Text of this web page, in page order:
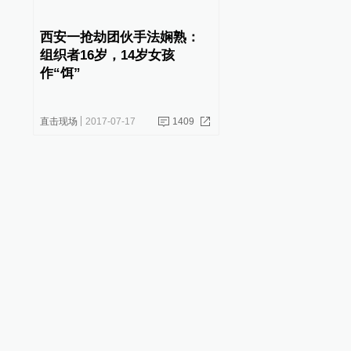
西安一抢劫团伙手法娴熟：
组织者16岁，14岁女孩
作“饵”
直击现场 2017-07-17 1409